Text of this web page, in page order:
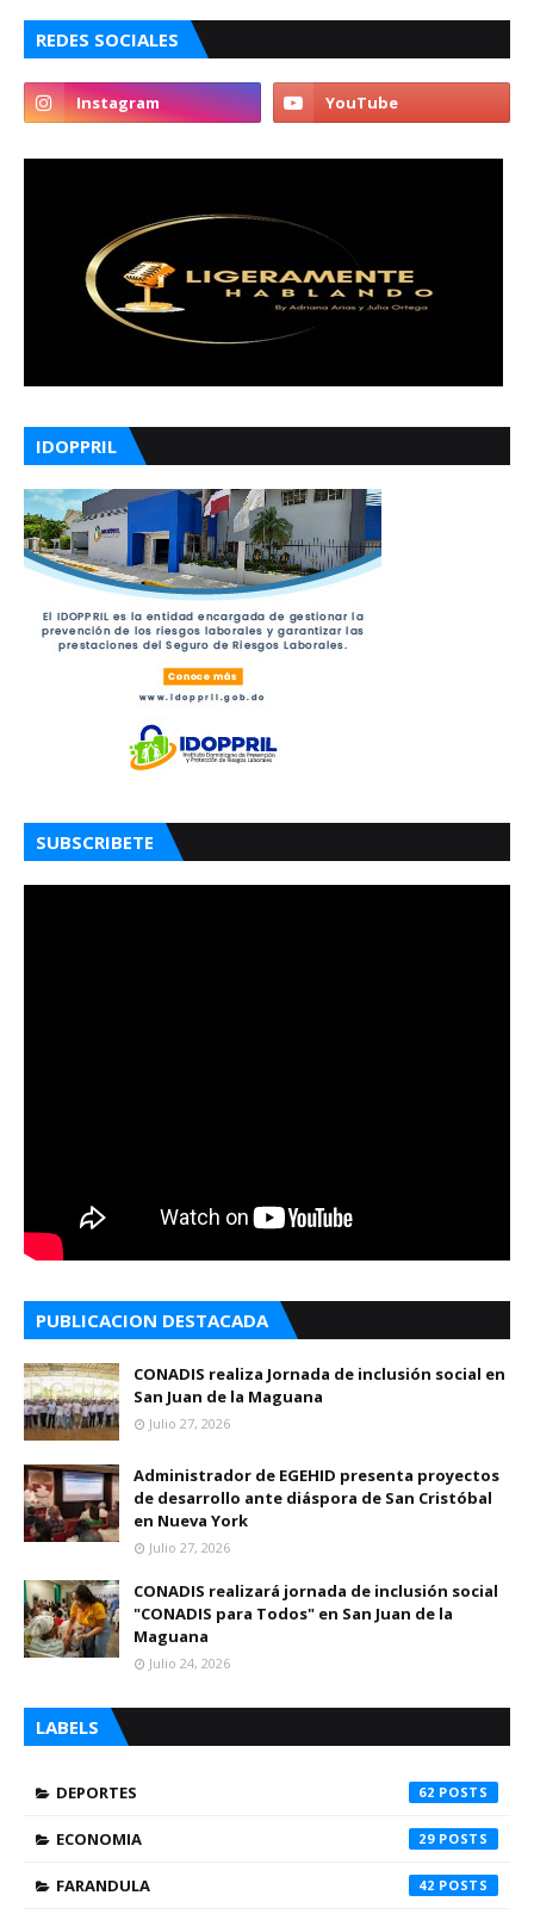
REDES SOCIALES
IDOPPRIL
SUBSCRIBETE
PUBLICACION DESTACADA
CONADIS realiza Jornada de inclusión social en
San Juan de la Maguana
Julio 27, 2026
Administrador de EGEHID presenta proyectos
de desarrollo ante diáspora de San Cristóbal
en Nueva York
Julio 27, 2026
CONADIS realizará jornada de inclusión social
"CONADIS para Todos" en San Juan de la
Maguana
Julio 24, 2026
LABELS
DEPORTES 62
ECONOMIA 29
FARANDULA 42